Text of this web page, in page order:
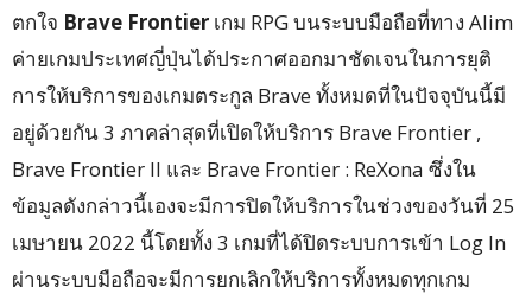
ตกใจ Brave Frontier เกม RPG บนระบบมือถือที่ทาง Alim
ค่ายเกมประเทศญี่ปุ่นได้ประกาศออกมาชัดเจนในการยุติ
การให้บริการของเกมตระกูล Brave ทั้งหมดที่ในปัจจุบันนี้มี
อยู่ด้วยกัน 3 ภาคล่าสุดที่เปิดให้บริการ Brave Frontier ,
Brave Frontier ll และ Brave Frontier : ReXona ซึ่งใน
ข้อมูลดังกล่าวนี้เองจะมีการปิดให้บริการในช่วงของวันที่ 25
เมษายน 2022 นี้โดยทั้ง 3 เกมที่ได้ปิดระบบการเข้า Log In
ผ่านระบบมือถือจะมีการยกเลิกให้บริการทั้งหมดทุกเกม